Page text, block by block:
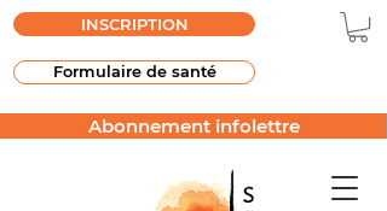
Abonnement infolettre
INSCRIPTION
Formulaire de santé